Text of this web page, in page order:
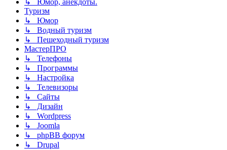
↳ Юмор, анекдоты.
Туризм
↳ Юмор
↳ Водный туризм
↳ Пешеходный туризм
МастерПРО
↳ Телефоны
↳ Программы
↳ Настройка
↳ Телевизоры
↳ Сайты
↳ Дизайн
↳ Wordpress
↳ Joomla
↳ phpBB форум
↳ Drupal